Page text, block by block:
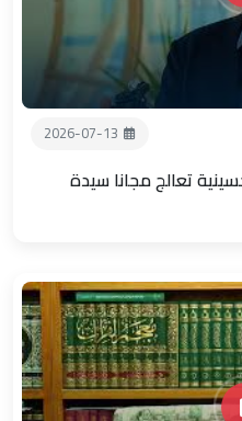
2026-07-13
تعالج مجانا سيدة